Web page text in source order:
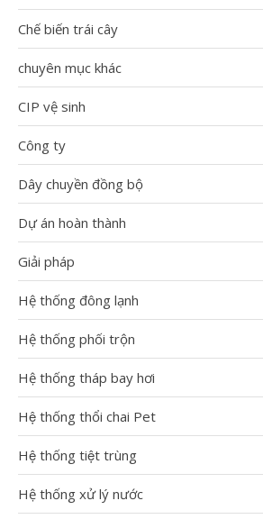
Chế biến trái cây
chuyên mục khác
CIP vệ sinh
Công ty
Dây chuyền đồng bộ
Dự án hoàn thành
Giải pháp
Hệ thống đông lạnh
Hệ thống phối trộn
Hệ thống tháp bay hơi
Hệ thống thổi chai Pet
Hệ thống tiệt trùng
Hệ thống xử lý nước